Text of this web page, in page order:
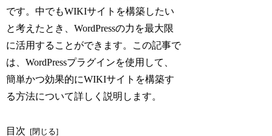
です。中でもWIKIサイトを構築したい
と考えたとき、WordPressの力を最大限
に活用することができます。この記事で
は、WordPressプラグインを使用して、
簡単かつ効果的にWIKIサイトを構築す
る方法について詳しく説明します。
目次